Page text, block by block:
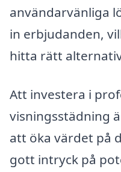
användarvänliga
in erbjudanden,
hitta rätt
Att investera i
visningsstädning
att öka värdet på
gott intryck på